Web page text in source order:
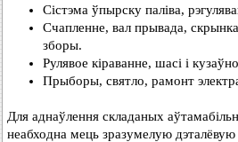
Сістэма ўпырску паліва,
Счапленне, вал прывада,
зборы.
Рулявое кіраванне, шасі і
Прыборы, святло, рамонт
Для аднаўлення складаных
неабходна мець зразумелую